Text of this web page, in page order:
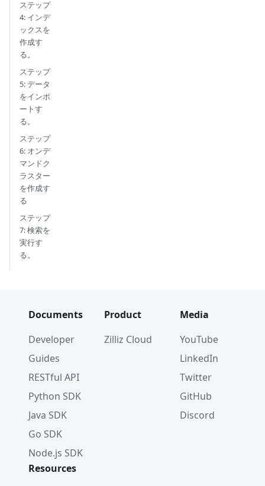
ステップ
4: インデ
ックスを
作成す
る。
ステップ
5: データ
をインポ
ートす
る。
ステップ
6: オンデ
マンドク
ラスター
を作成す
る
ステップ
7: 検索を
実行す
る。
Documents
Developer
Guides
RESTful API
Python SDK
Java SDK
Go SDK
Node.js SDK
Product
Zilliz Cloud
Media
YouTube
LinkedIn
Twitter
GitHub
Discord
Resources